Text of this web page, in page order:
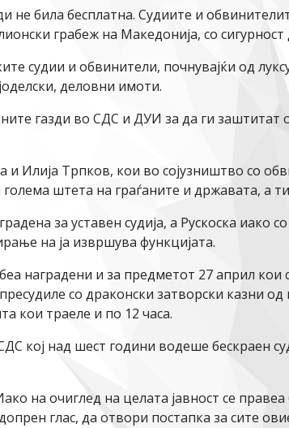
била бесплатна. Судиите и
грабеж на Македонија, со
судии и обвинители, почнувајќи од
деловни имоти.
газди во СДС и ДУИ за да ги заштитат
Илија Трпков, кои во сојузништво со
штета на граѓаните и државата, а
за уставен судија, а Рускоска иако
на ја извршува функцијата.
наградени и за предметот 27 април кои
со драконски затворски казни од
кои траеле и по 12 часа.
кој над шест години водеше бескраен
на очиглед на целата јавност се
глас, да отвори постапка за сите